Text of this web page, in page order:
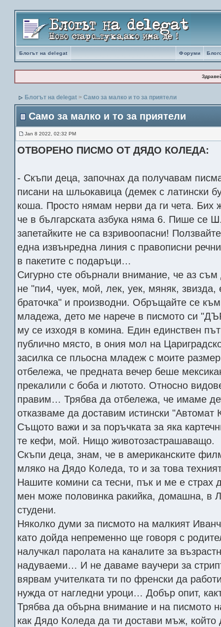
Блогът на delegat Форуми
Блогът на delegat >Само за малко и то за приятели
Само за малко и то за приятели
Jan 8 2022, 02:32 PM
ОТВОРЕНО ПИСМО ОТ ДЯДО КОЛЕДА:
- Скъпи деца, започнах да получавам
писани на шльокавица (демек с латински
коша. Просто нямам нерви да ги чета.
че в българската азбука няма 6. Пише се
запетайките не са взривоопасни!
една извънредна линия с правописни
в пакетите с подаръци…
Сигурно сте обърнали внимание, че аз
не "пи4, чуек, мой, лек, уек, мяняк, звизда,
браточка" и производни. Обръщайте се
младежа, дето ме нарече в писмото си
му се изходя в комина. Един единствен
публично място, в ония мол на
засилка се пльосна младеж с моите
отбележа, че предната вечер беше
прекалили с боба и лютото. Относно
правим… Трябва да отбележа, че имаме
отказваме да доставим истински "Автомат
Същото важи и за поръчката за яка
те кефи, мой. Нищо животозастрашаващо.
Скъпи деца, знам, че в американските
мляко на Дядо Коледа, то и за това
Нашите комини са тесни, пък и ме е страх
мен може половинка ракийка, домашна, в
студени.
Няколко думи за писмото на малкият
като дойда непременно ще говоря с
налучкал паролата на каналите за
надуваеми… И не даваме ваучери за
вярвам учителката ти по френски да
нужда от нагледни уроци… Добър опит,
Трябва да обърна внимание и на писмото
как Дядо Коледа да ти достави мъж,